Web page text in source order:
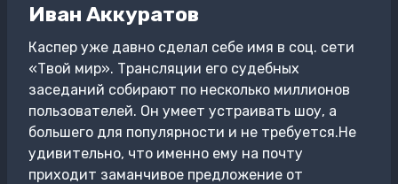
Иван Аккуратов
Каспер уже давно сделал себе имя в соц. сети
«Твой мир». Трансляции его судебных
заседаний собирают по несколько миллионов
пользователей. Он умеет устраивать шоу, а
большего для популярности и не требуется.Не
удивительно, что именно ему на почту
приходит заманчивое предложение от